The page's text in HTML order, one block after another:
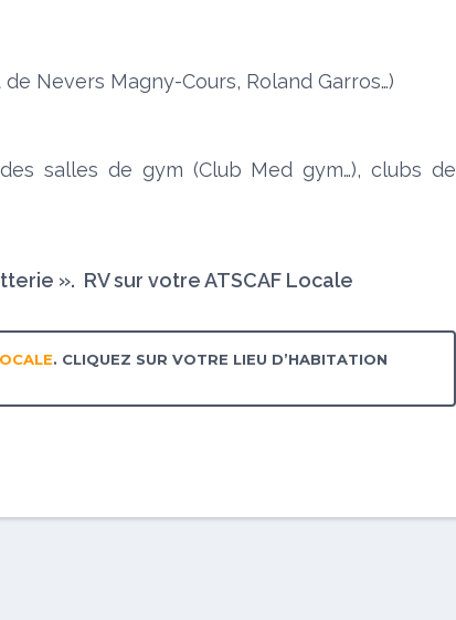
Nevers Magny-Cours, Roland Garros…)
salles de gym (Club Med gym…), clubs de
». RV sur votre ATSCAF Locale
. CLIQUEZ SUR VOTRE LIEU D’HABITATION